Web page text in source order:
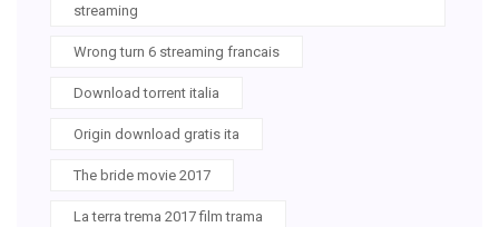
streaming
Wrong turn 6 streaming francais
Download torrent italia
Origin download gratis ita
The bride movie 2017
La terra trema 2017 film trama